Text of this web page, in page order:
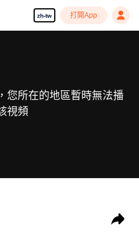
zh-tw 打開App
您所在的地區暫時無法播
視頻